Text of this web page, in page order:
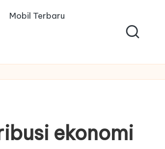
Mobil Terbaru
ekonomi